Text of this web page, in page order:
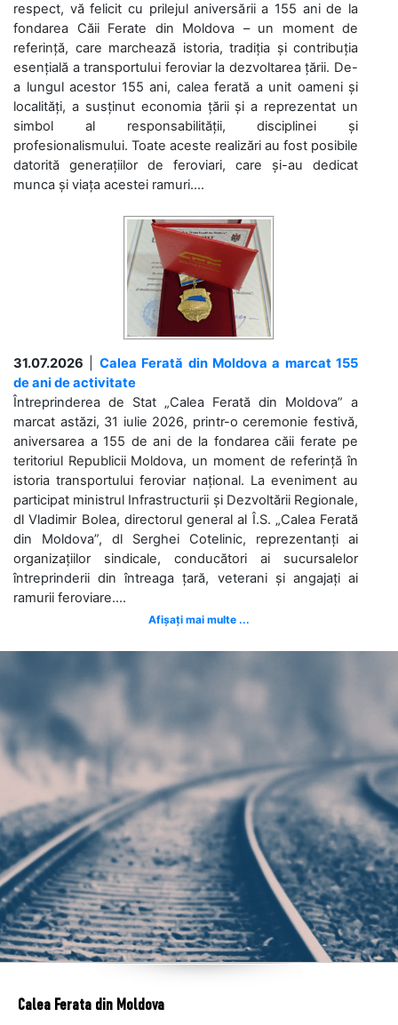
respect, vă felicit cu prilejul aniversării a 155 ani de la
fondarea Căii Ferate din Moldova – un moment de
referință, care marchează istoria, tradiția și contribuția
esențială a transportului feroviar la dezvoltarea țării. De-
a lungul acestor 155 ani, calea ferată a unit oameni și
localități, a susținut economia țării și a reprezentat un
simbol al responsabilității, disciplinei și
profesionalismului. Toate aceste realizări au fost posibile
datorită generațiilor de feroviari, care și-au dedicat
munca și viața acestei ramuri....
31.07.2026
Calea Ferată din Moldova a marcat 155
de ani de activitate
Întreprinderea de Stat „Calea Ferată din Moldova” a
marcat astăzi, 31 iulie 2026, printr-o ceremonie festivă,
aniversarea a 155 de ani de la fondarea căii ferate pe
teritoriul Republicii Moldova, un moment de referință în
istoria transportului feroviar național. La eveniment au
participat ministrul Infrastructurii și Dezvoltării Regionale,
dl Vladimir Bolea, directorul general al Î.S. „Calea Ferată
din Moldova”, dl Serghei Cotelinic, reprezentanți ai
organizațiilor sindicale, conducători ai sucursalelor
întreprinderii din întreaga țară, veterani și angajați ai
ramurii feroviare....
Afișați mai multe ...
Calea Ferata din Moldova